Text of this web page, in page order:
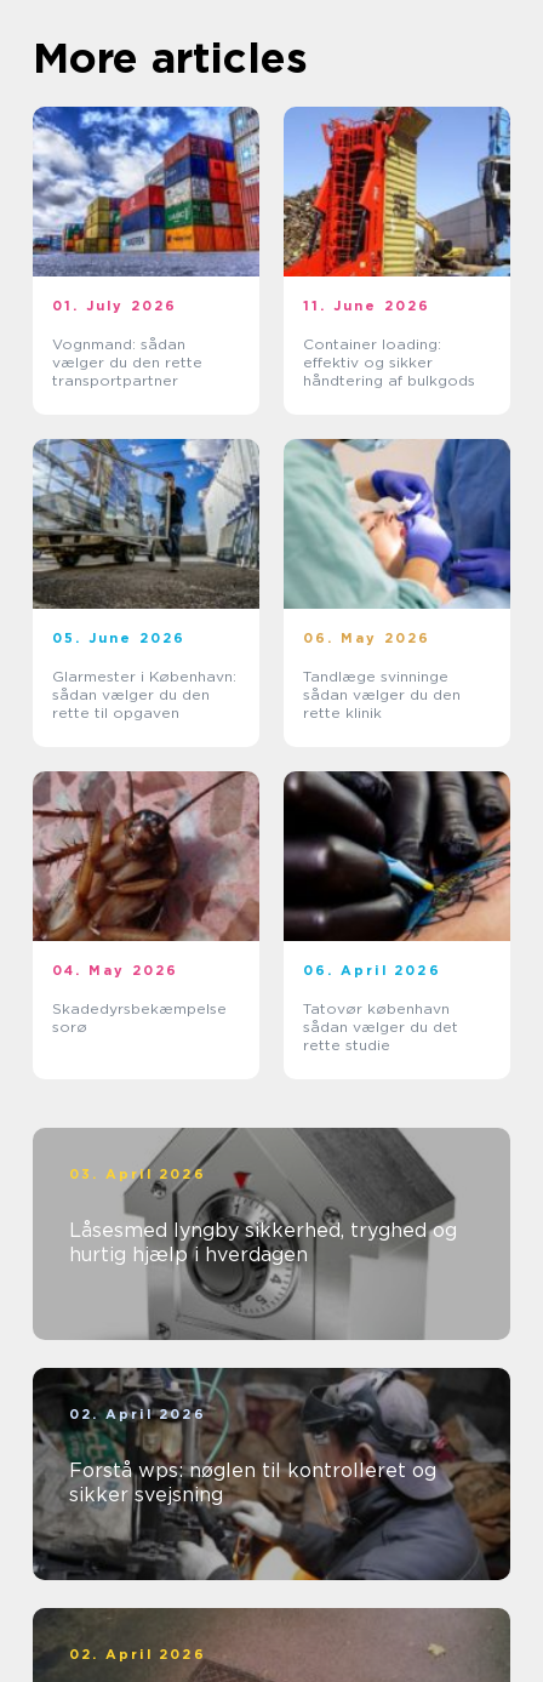
More articles
01. July 2026
Vognmand: sådan
vælger du den rette
transportpartner
11. June 2026
Container loading:
effektiv og sikker
håndtering af bulkgods
05. June 2026
Glarmester i København:
sådan vælger du den
rette til opgaven
06. May 2026
Tandlæge svinninge
sådan vælger du den
rette klinik
04. May 2026
Skadedyrsbekæmpelse
sorø
06. April 2026
Tatovør københavn
sådan vælger du det
rette studie
03. April 2026
Låsesmed lyngby sikkerhed, tryghed og
hurtig hjælp i hverdagen
02. April 2026
Forstå wps: nøglen til kontrolleret og
sikker svejsning
02. April 2026